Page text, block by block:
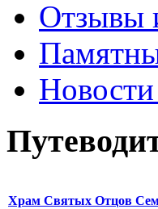
Отзывы
Храм Святых Отцов